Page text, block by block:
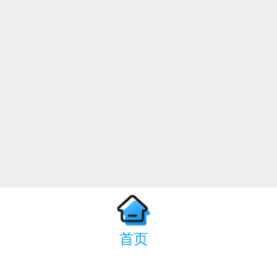
首页